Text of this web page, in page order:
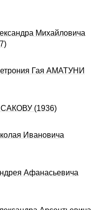
Михайловича
Гая АМАТУHИ
(1936)
Ивановича
Афанасьевича